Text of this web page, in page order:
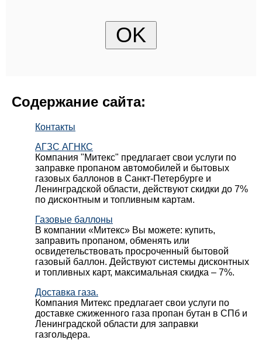
Содержание сайта:
Контакты
АГЗС АГНКС
Компания "Митекс" предлагает свои услуги по
заправке пропаном автомобилей и бытовых
газовых баллонов в Санкт-Петербурге и
Ленинградской области, действуют скидки до 7%
по дисконтным и топливным картам.
Газовые баллоны
В компании «Митекс» Вы можете: купить,
заправить пропаном, обменять или
освидетельствовать просроченный бытовой
газовый баллон. Действуют системы дисконтных
и топливных карт, максимальная скидка – 7%.
Доставка газа.
Компания Митекс предлагает свои услуги по
доставке сжиженного газа пропан бутан в СПб и
Ленинградской области для заправки
газгольдера.